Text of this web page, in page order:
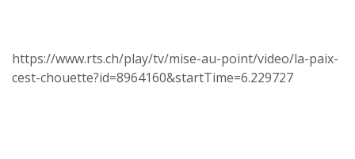
https://www.rts.ch/play/tv/mise-au-point/video/la-paix-
cest-chouette?id=8964160&startTime=6.229727